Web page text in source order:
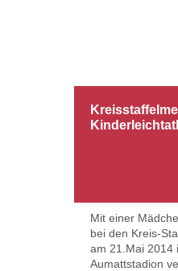
Mit einer
bei den Kreis-
am 21.Mai 2014
Aumattstadion